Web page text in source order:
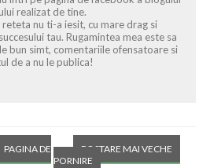
realizat de tine.
nu ti-a iesit, cu mare drag si
tau. Rugamintea mea este sa
bun simt, comentariile ofensatoare si
de a nu le publica!
POSTARE MAI VECHE
PAGINA DE
PORNIRE